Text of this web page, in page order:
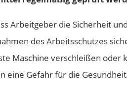
Arbeitgeber die Sicherheit
des Arbeitsschutzes
Maschine verschleißen oder
eine Gefahr für die